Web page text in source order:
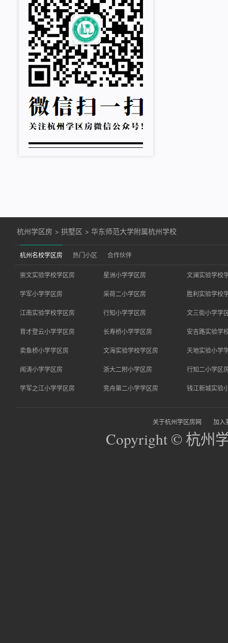
杭州学区房 >拱墅区 >华东师范大学附属杭州学校
杭州名校学区房 热门小区 合作伙伴
崇文实验学校学区房 星洲小学学区房 文澜实验学校
学军小学学区房 采荷二小学区房 胜利实验学校
江南实验学校学区房 行知小学学区房 文三街小学学
育才登云小学学区房 长寿桥小学学区房 安吉路实验学
卖鱼桥小学学区房 文海实验学校学区房 天地实验小学
闻涛小学学区房 浙大二附小学区房 行知二小学区
学军之江小学学区房 竞舟第二小学学区房 钱江新城实验
关于杭州学区房网 加入
Copyright © 杭州